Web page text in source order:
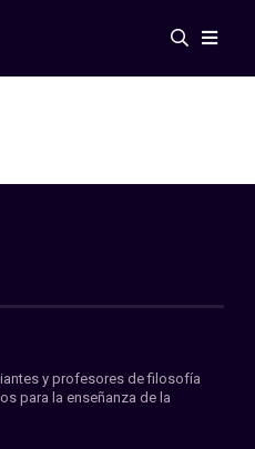
y profesores de filosofía
para la enseñanza de la